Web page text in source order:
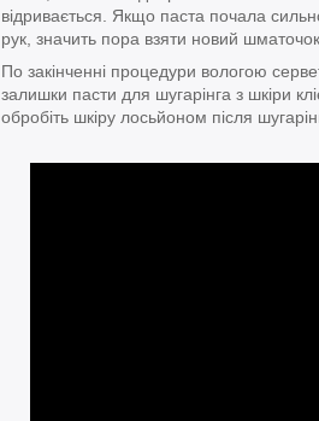
відривається. Якщо паста почала
рук, значить пора взяти новий шматочок
По закінченні процедури вологою
залишки пасти для шугарінга з шкіри
обробіть шкіру лосьйоном після